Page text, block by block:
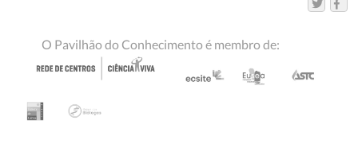
O Pavilhão do Conhecimento é membro de: